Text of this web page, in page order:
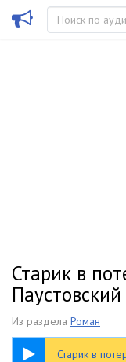
Старик в
Из раздела Роман
Старик в
46:38